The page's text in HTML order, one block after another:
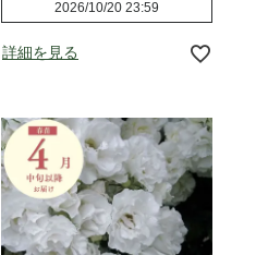
2026/10/20 23:59
詳細を見る